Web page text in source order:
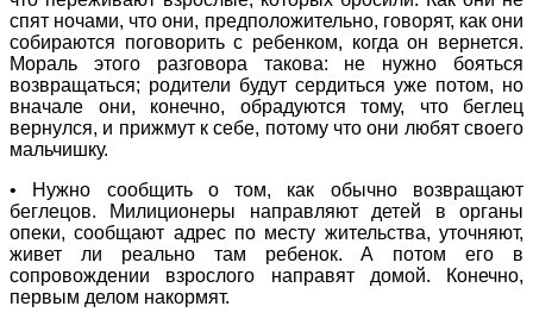
спят ночами, что они, предположительно, говорят, как они
собираются поговорить с ребенком, когда он вернется.
Мораль этого разговора такова: не нужно бояться
возвращаться; родители будут сердиться уже потом, но
вначале они, конечно, обрадуются тому, что беглец
вернулся, и прижмут к себе, потому что они любят своего
мальчишку.
• Нужно сообщить о том, как обычно возвращают
беглецов. Милиционеры направляют детей в органы
опеки, сообщают адрес по месту жительства, уточняют,
живет ли реально там ребенок. А потом его в
сопровождении взрослого направят домой. Конечно,
первым делом накормят.